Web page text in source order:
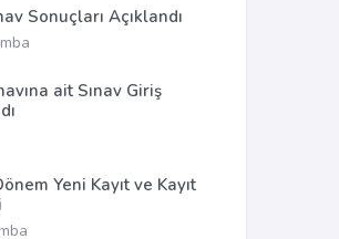
Sonuçları Açıklandı
ait Sınav Giriş
Yeni Kayıt ve Kayıt